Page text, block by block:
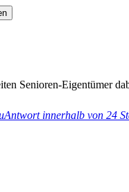
Senioren-Eigentümer
Antwort innerhalb von 24